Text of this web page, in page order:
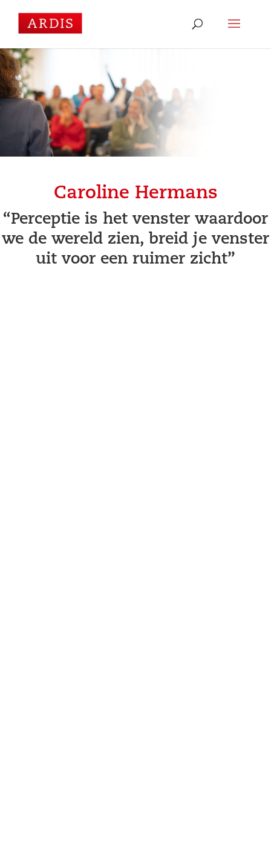
Caroline Hermans
“Perceptie is het venster waardoor
we de wereld zien, breid je venster
uit voor een ruimer zicht”